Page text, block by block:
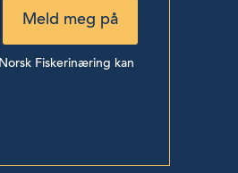
Fiskerinæring kan